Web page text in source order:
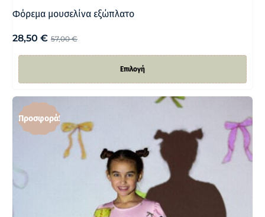
Φόρεμα μουσελίνα εξώπλατο
57,00€
28,50 €
Επιλογή
Προσφορά!